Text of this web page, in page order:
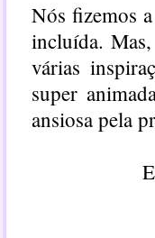
Nós fizemos
incluída.
várias
super
ansiosa pela